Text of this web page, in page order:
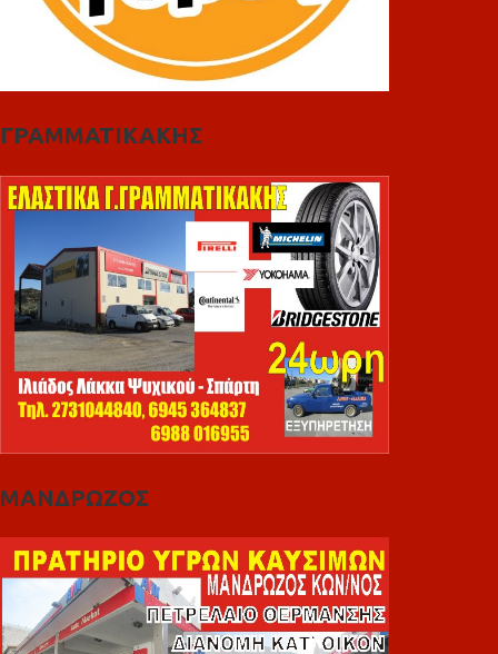
ΓΡΑΜΜΑΤΙΚΑΚΗΣ
ΜΑΝΔΡΩΖΟΣ